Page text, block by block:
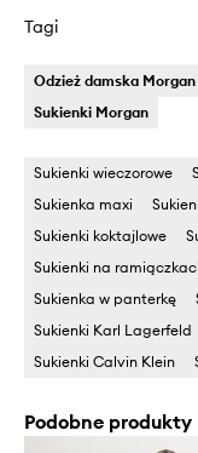
Tagi
Odzież damska Morgan
Sukienki Morgan
Sukienki wieczorowe
Sukienka maxi
Sukienki koktajlowe
Sukienki na
Sukienka w panterkę
Sukienki Karl Lagerfeld
Sukienki Calvin Klein
Podobne produkty